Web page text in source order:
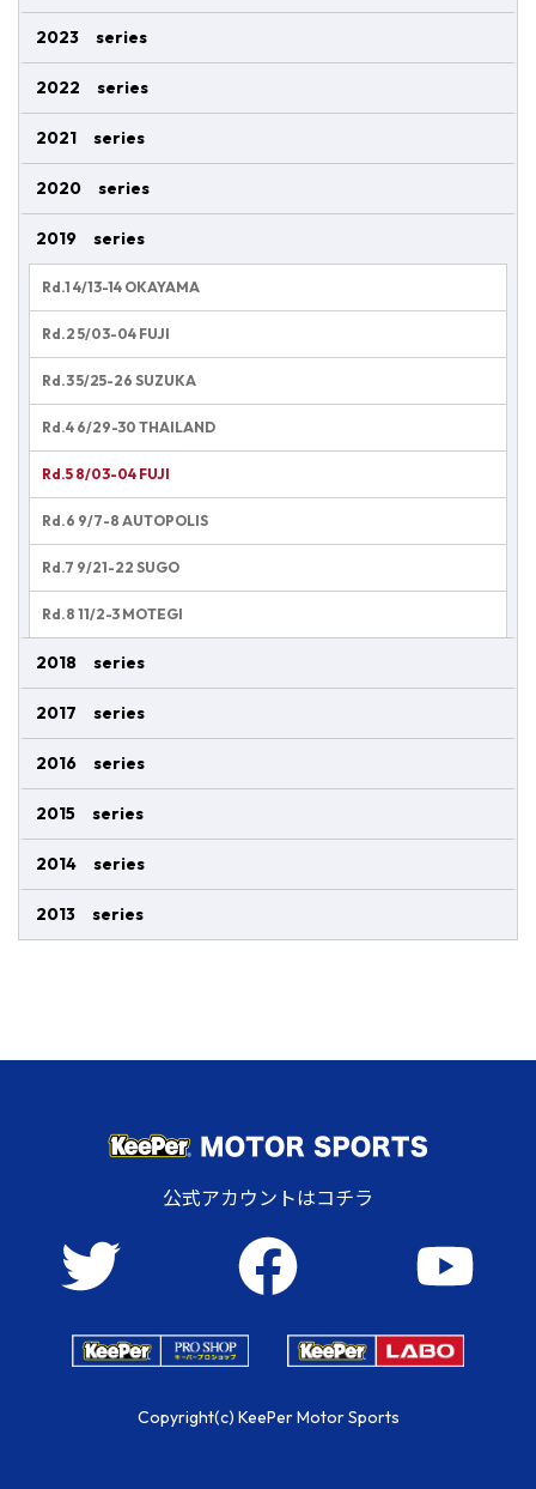
2023 series
2022 series
2021 series
2020 series
2019 series
Rd.1 4/13-14 OKAYAMA
Rd.2 5/03-04 FUJI
Rd.3 5/25-26 SUZUKA
Rd.4 6/29-30 THAILAND
Rd.5 8/03-04 FUJI
Rd.6 9/7-8 AUTOPOLIS
Rd.7 9/21-22 SUGO
Rd.8 11/2-3 MOTEGI
2018 series
2017 series
2016 series
2015 series
2014 series
2013 series
公式アカウントはコチラ
Copyright(c) KeePer Motor Sports